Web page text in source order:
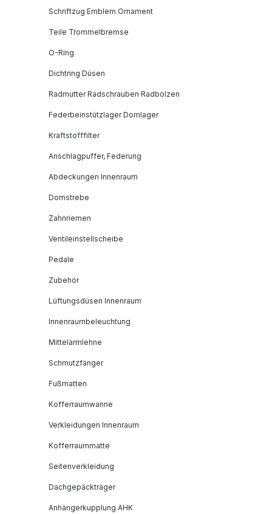
Schriftzug Emblem Ornament
Teile Trommelbremse
O-Ring
Dichtring Düsen
Radmutter Radschrauben Radbolzen
Federbeinstützlager Domlager
Kraftstofffilter
Anschlagpuffer, Federung
Abdeckungen Innenraum
Domstrebe
Zahnriemen
Ventileinstellscheibe
Pedale
Zubehör
Lüftungsdüsen Innenraum
Innenraumbeleuchtung
Mittelarmlehne
Schmutzfänger
Fußmatten
Kofferraumwanne
Verkleidungen Innenraum
Kofferraummatte
Seitenverkleidung
Dachgepäckträger
Anhängerkupplung AHK